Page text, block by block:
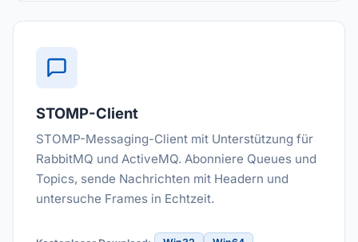
STOMP-Client
STOMP-Messaging-Client mit Unterstützung für
RabbitMQ und ActiveMQ. Abonniere Queues und
Topics, sende Nachrichten mit Headern und
untersuche Frames in Echtzeit.